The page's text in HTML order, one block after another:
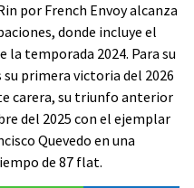
por French Envoy alcanza
donde incluye el
la temporada 2024. Para su
primera victoria del 2026
carera, su triunfo anterior
del 2025 con el ejemplar
Quevedo en una
de 87 flat.